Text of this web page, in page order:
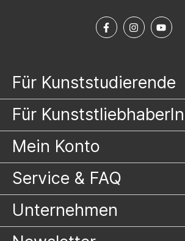
Für Kunststudierende
Für
Mein Konto
Service & FAQ
Unternehmen